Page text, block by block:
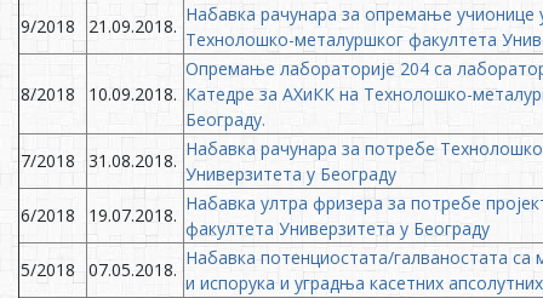
9/2018
21.09.2018.
Набавка рачунара за опремање учионице
Технолошко-металуршког факултета
8/2018 10.09.2018.
Опремање лабораторије 204 са
Катедре за АХиКК на Технолошко-
Београду.
7/2018
31.08.2018.
Набавка рачунара за потребе
Универзитета у Београду
6/2018
19.07.2018.
Набавка ултра фризера за потребе
факултета Универзитета у Београду
5/2018 07.05.2018.
Набавка потенциостата/галваностата
и испорука и уградња касетних